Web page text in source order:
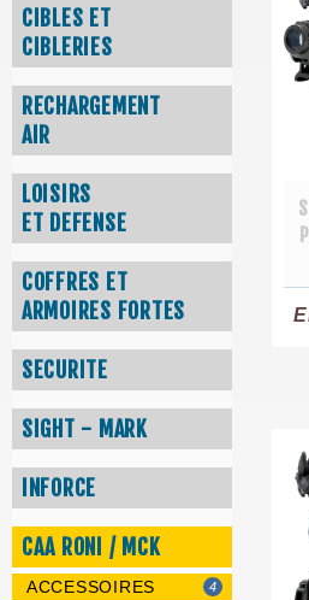
CIBLES ET
CIBLERIES
RECHARGEMENT
AIR
LOISIRS
ET DEFENSE
COFFRES ET
ARMOIRES FORTES
SECURITE
SIGHT - MARK
INFORCE
CAA RONI / MCK
ACCESSOIRES 4